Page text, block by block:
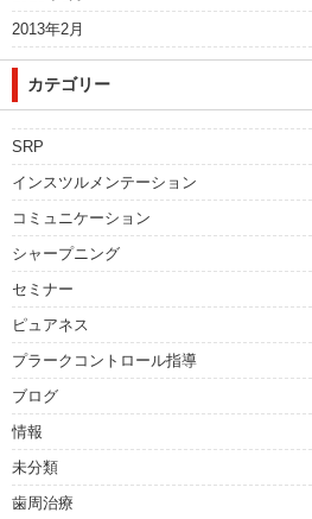
2013年2月
カテゴリー
SRP
インスツルメンテーション
コミュニケーション
シャープニング
セミナー
ピュアネス
プラークコントロール指導
ブログ
情報
未分類
歯周治療